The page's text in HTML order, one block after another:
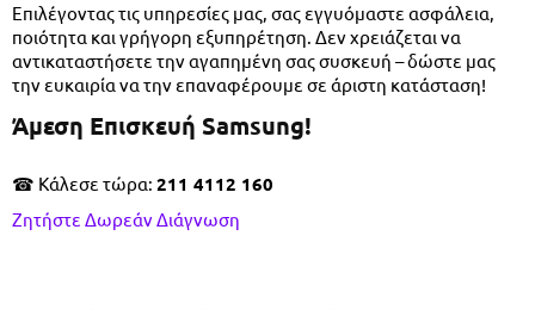
Επιλέγοντας τις υπηρεσίες μας, σας εγγυόμαστε ασφάλεια,
ποιότητα και γρήγορη εξυπηρέτηση. Δεν χρειάζεται να
αντικαταστήσετε την αγαπημένη σας συσκευή – δώστε μας
την ευκαιρία να την επαναφέρουμε σε άριστη κατάσταση!
Άμεση Επισκευή Samsung!
☎ Κάλεσε τώρα: 211 4112 160
Ζητήστε Δωρεάν Διάγνωση